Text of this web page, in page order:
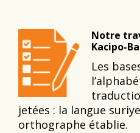
Notre
Kacipo-
Les
jetées : la langue
orthographe établie.